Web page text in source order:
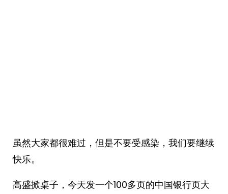
虽然大家都很难过，但是不要受感染，我们要继续
快乐。
高盛掀桌子，今天发一个100多页的中国银行页大